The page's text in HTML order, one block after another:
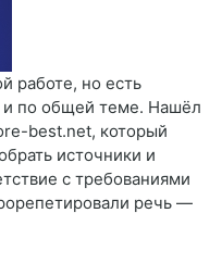
работе, но есть
и по общей теме. Нашёл
best.net, который
источники и
с требованиями
речь —